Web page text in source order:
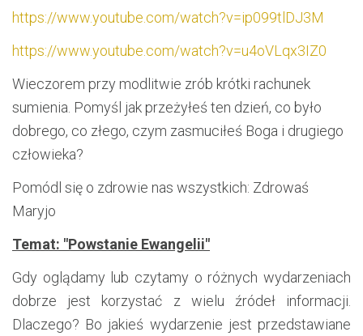
https://www.youtube.com/watch?v=ip099tlDJ3M
https://www.youtube.com/watch?v=u4oVLqx3IZ0
Wieczorem przy modlitwie zrób krótki rachunek
sumienia. Pomyśl jak przeżyłeś ten dzień, co było
dobrego, co złego, czym zasmuciłeś Boga i drugiego
człowieka?
Pomódl się o zdrowie nas wszystkich: Zdrowaś
Maryjo
Temat: "Powstanie Ewangelii"
Gdy oglądamy lub czytamy o różnych wydarzeniach
dobrze jest korzystać z wielu źródeł informacji.
Dlaczego? Bo jakieś wydarzenie jest przedstawiane